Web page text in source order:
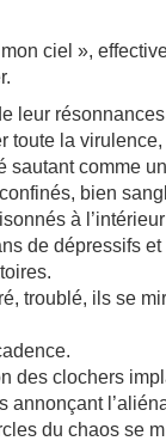
ciel »,
leur
toute la
sautant comme
bien
à
de dépressifs
troublé, ils se
des clochers
annonçant
du chaos se